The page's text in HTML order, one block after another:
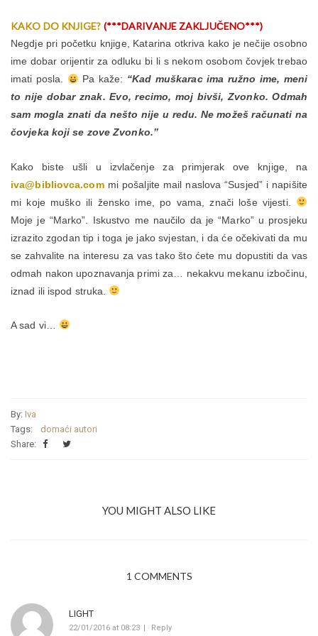
KAKO DO KNJIGE? (***DARIVANJE ZAKLJUČENO***)
Negdje pri početku knjige, Katarina otkriva kako je nečije osobno
ime dobar orijentir za odluku bi li s nekom osobom čovjek trebao
imati posla.
Pa kaže: “Kad muškarac ima ružno ime, meni
to nije dobar znak. Evo, recimo, moj bivši, Zvonko. Odmah
sam mogla znati da nešto nije u redu. Ne možeš računati na
čovjeka koji se zove Zvonko.”
Kako biste ušli u izvlačenje za primjerak ove knjige, na
iva@bibliovca.commi pošaljite mail naslova “Susjed” i napišite
mi koje muško ili žensko ime, po vama, znači loše vijesti.
Moje je “Marko”. Iskustvo me naučilo da je “Marko” u prosjeku
izrazito zgodan tip i toga je jako svjestan, i da će očekivati da mu
se zahvalite na interesu za vas tako što ćete mu dopustiti da vas
odmah nakon upoznavanja primi za… nekakvu mekanu izbočinu,
iznad ili ispod struka.
A sad vi…
By: Iva
Tags:
domaći autori
Share:
YOU MIGHT ALSO LIKE
1 COMMENTS
LIGHT
22/01/2016 at 08:23 Reply